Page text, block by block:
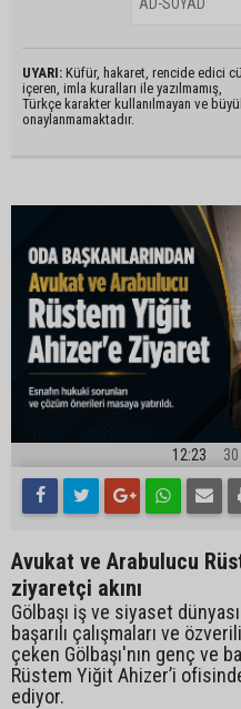
UYARI: Küfür, hakaret, rencide edici
içeren, imla kuralları ile yazılmamış,
Türkçe karakter kullanılmayan ve
onaylanmamaktadır.
12:23
Avukat ve Arabulucu
ziyaretçi akını
Gölbaşı iş ve siyaset
başarılı çalışmaları ve
çeken Gölbaşı'nın genç ve
Rüstem Yiğit Ahizer’i
ediyor.